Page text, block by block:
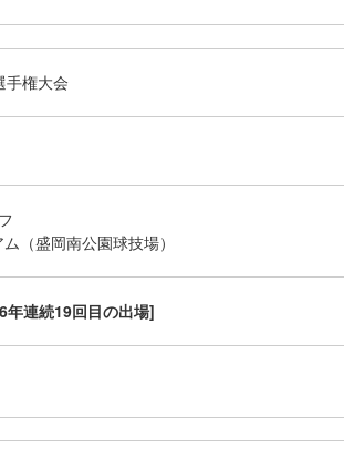
手権大会
（盛岡南公園球技場）
年連続19回目の出場]